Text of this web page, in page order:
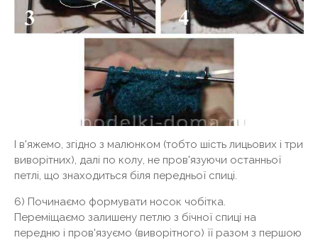
І в'яжемо, згідно з малюнком (тобто шість лицьових і три
виворітних), далі по колу, не пров'язуючи останньої
петлі, що знаходиться біля передньої спиці.
6) Починаємо формувати носок чобітка.
Переміщаємо залишену петлю з бічної спиці на
передню і пров'язуємо (виворітного) її разом з першою